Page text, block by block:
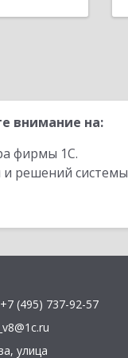
внимание на:
фирмы 1С.
и решений
+7 (495) 737-92-57
, улица